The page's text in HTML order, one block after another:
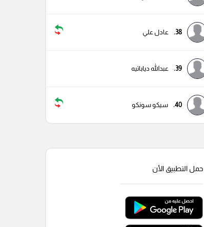
38. عادل علي
39. عبدالله دياباتيه
40. سيكو سونكو
حمل التطبيق الأن